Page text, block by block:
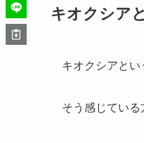
キオクシア
キオクシアと
そう感じている